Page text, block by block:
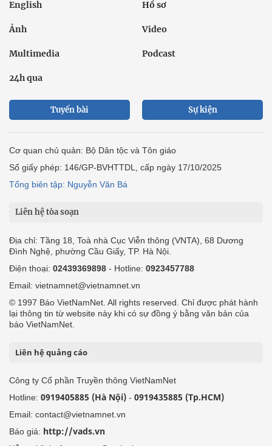
English Hồ sơ
Ảnh Video
Multimedia Podcast
24h qua
Tuyến bài Sự kiện
Cơ quan chủ quản: Bộ Dân tộc và Tôn giáo
Số giấy phép: 146/GP-BVHTTDL, cấp ngày 17/10/2025
Tổng biên tập: Nguyễn Văn Bá
Liên hệ tòa soạn
Địa chỉ: Tầng 18, Toà nhà Cục Viễn thông (VNTA), 68 Dương
Đình Nghệ, phường Cầu Giấy, TP. Hà Nội.
Điện thoại: 02439369898 - Hotline: 0923457788
Email: vietnamnet@vietnamnet.vn
© 1997 Báo VietNamNet. All rights reserved. Chỉ được phát hành
lại thông tin từ website này khi có sự đồng ý bằng văn bản của
báo VietNamNet.
Liên hệ quảng cáo
Công ty Cổ phần Truyền thông VietNamNet
Hotline: 0919405885 (Hà Nội) - 0919435885 (Tp.HCM)
Email: contact@vietnamnet.vn
Báo giá: http://vads.vn